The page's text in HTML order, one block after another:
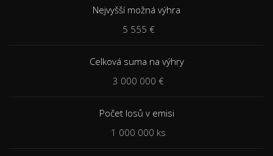
Nejvyšší možná výhra
5 555 €
Celková suma na výhry
3 000 000 €
Počet losů v emisi
1 000 000 ks